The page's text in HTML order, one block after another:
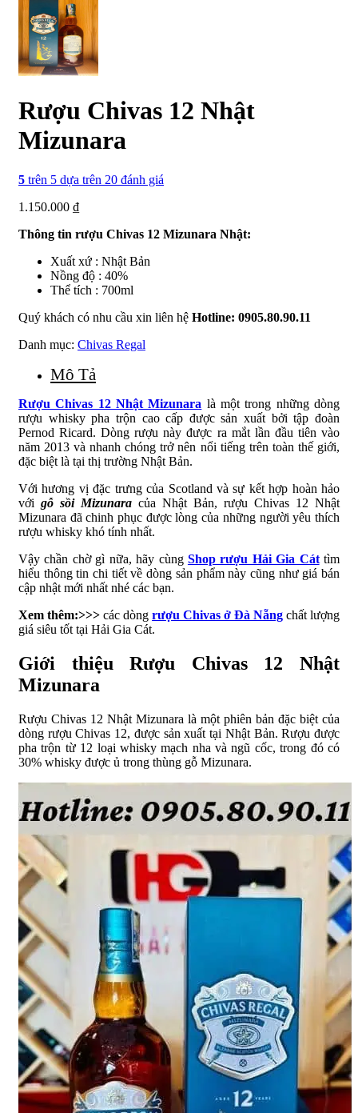
Rượu Chivas 12 Nhật
Mizunara
5 trên 5 dựa trên 20 đánh giá
1.150.000 ₫
Thông tin rượu Chivas 12 Mizunara Nhật:
Xuất xứ : Nhật Bản
Nồng độ : 40%
Thể tích : 700ml
Quý khách có nhu cầu xin liên hệ Hotline: 0905.80.90.11
Danh mục: Chivas Regal
Mô Tả
Rượu Chivas 12 Nhật Mizunara là một trong những dòng
rượu whisky pha trộn cao cấp được sản xuất bởi tập đoàn
Pernod Ricard. Dòng rượu này được ra mắt lần đầu tiên vào
năm 2013 và nhanh chóng trở nên nổi tiếng trên toàn thế giới,
đặc biệt là tại thị trường Nhật Bản.
Với hương vị đặc trưng của Scotland và sự kết hợp hoàn hảo
với gỗ sồi Mizunara của Nhật Bản, rượu Chivas 12 Nhật
Mizunara đã chinh phục được lòng của những người yêu thích
rượu whisky khó tính nhất.
Vậy chần chờ gì nữa, hãy cùng Shop rượu Hải Gia Cáttìm
hiểu thông tin chi tiết về dòng sản phẩm này cũng như giá bán
cập nhật mới nhất nhé các bạn.
Xem thêm:>>> các dòng rượu Chivas ở Đà Nẵng chất lượng
giá siêu tốt tại Hải Gia Cát.
Giới thiệu Rượu Chivas 12 Nhật
Mizunara
Rượu Chivas 12 Nhật Mizunara là một phiên bản đặc biệt của
dòng rượu Chivas 12, được sản xuất tại Nhật Bản. Rượu được
pha trộn từ 12 loại whisky mạch nha và ngũ cốc, trong đó có
30% whisky được ủ trong thùng gỗ Mizunara.